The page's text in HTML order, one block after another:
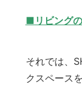
■ リビング
それでは、
クスペース